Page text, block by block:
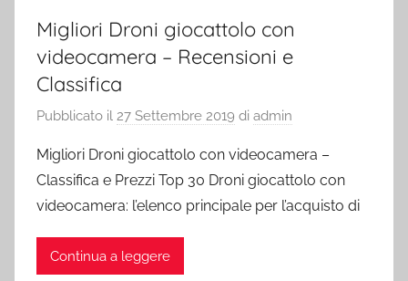
Migliori Droni giocattolo con
videocamera – Recensioni e
Classifica
Pubblicato il 27 Settembre 2019 di admin
Migliori Droni giocattolo con videocamera –
Classifica e Prezzi Top 30 Droni giocattolo con
videocamera: l’elenco principale per l’acquisto di
Continua a leggere